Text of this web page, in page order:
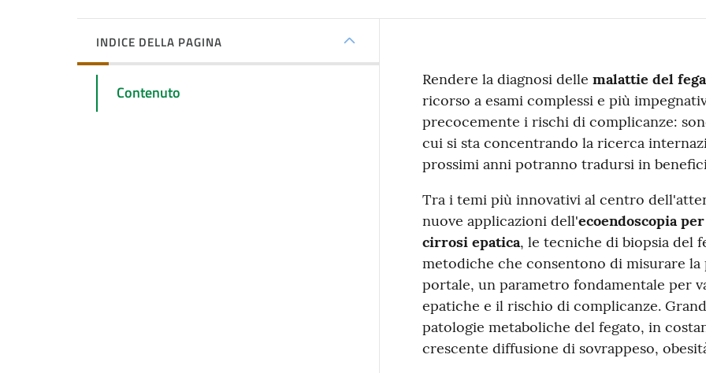
INDICE DELLA PAGINA
Contenuto
Rendere la diagnosi delle malattie del
ricorso a esami complessi e più
precocemente i rischi di complicanze:
cui si sta concentrando la ricerca
prossimi anni potranno tradursi in
Tra i temi più innovativi al centro
nuove applicazioni dell'ecoendoscopia
cirrosi epatica, le tecniche di biopsia del
metodiche che consentono di misurare
portale, un parametro fondamentale per
epatiche e il rischio di complicanze.
patologie metaboliche del fegato, in
crescente diffusione di sovrappeso,